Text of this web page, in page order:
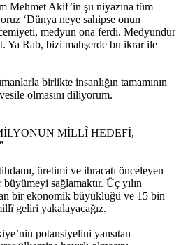
Mehmet Akif’in şu niyazına tüm
‘Dünya neye sahipse onun
medyun ona ferdi. Medyundur
Ya Rab, bizi mahşerde bu ikrar ile
birlikte insanlığın tamamının
olmasını diliyorum.
MİLLÎ HEDEFİ,
üretimi ve ihracatı önceleyen
sağlamaktır. Üç yılın
bir ekonomik büyüklüğü ve 15 bin
geliri yakalayacağız.
potansiyelini yansıtan